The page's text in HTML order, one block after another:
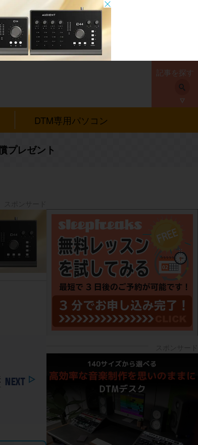
DTM専用パソコン
記事を探す
プレゼント